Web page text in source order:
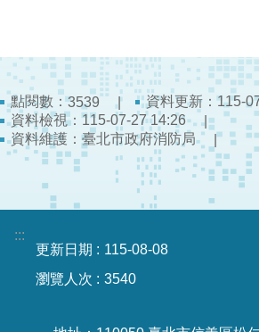
譽
榜
聯
絡
資
訊
關
連
點閱數：3539
資料更新：115-
資料檢視：115-07-27 14:26
資料維護：臺北市政府消防局
:::
更新日期
115-08-08
瀏覽人次
3540